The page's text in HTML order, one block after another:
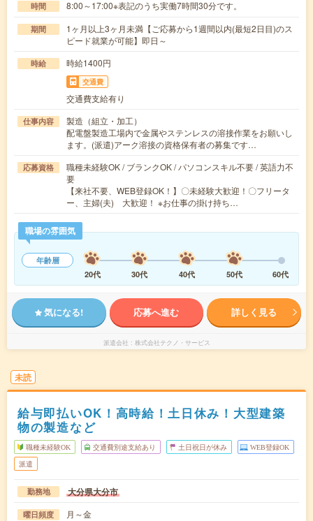
時間 8:00～17:00※表記のうち実働7時間30分です。
期間
1ヶ月以上3ヶ月未満【ご応募から1週間以内(最短2日目)のス
ピード就業が可能】即日～
時給 時給1400円
交通費
交通費支給有り
仕事内容
製造（組立・加工）
配電盤製造工場内で金属やステンレスの溶接作業をお願いし
ます。(派遣)アーク溶接の資格保有者の募集です…
応募資格
職種未経験OK / ブランクOK / パソコンスキル不要 / 英語力不
要
【来社不要、WEB登録OK！】〇未経験大歓迎！〇フリータ
ー、主婦(夫) 大歓迎！ ※お仕事の掛け持ち…
職場の雰囲気
年齢層
20代
30代 40代 50代 60代
気になる! 応募へ進む 詳しく見る
派遣会社 株式会社テクノ・サービス
未読
給与即払いOK！高時給！土日休み！大型建築
物の製造など
職種未経験OK 交通費別途支給あり 土日祝日が休み WEB登録OK
派遣
勤務地 大分県大分市
曜日頻度 月～金